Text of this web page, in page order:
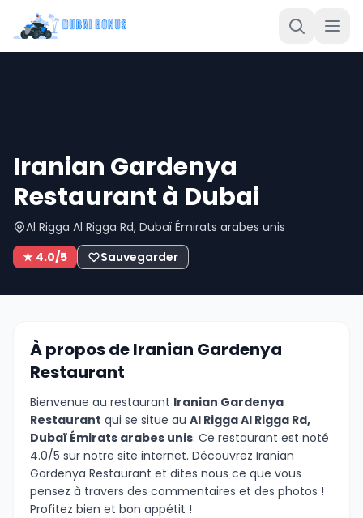
Iranian Gardenya
Restaurant à Dubai
Al Rigga Al Rigga Rd, Dubaï Émirats arabes unis
★ 4.0/5
Sauvegarder
À propos de Iranian Gardenya
Restaurant
Bienvenue au restaurant Iranian Gardenya
Restaurant qui se situe au Al Rigga Al Rigga Rd,
Dubaï Émirats arabes unis. Ce restaurant est noté
4.0/5 sur notre site internet. Découvrez Iranian
Gardenya Restaurant et dites nous ce que vous
pensez à travers des commentaires et des photos !
Profitez bien et bon appétit !